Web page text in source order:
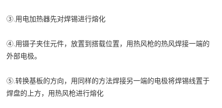
③.用电加热器先对焊锡进行熔化
④.用镊子夹住元件，放置到搭载位置，用热风枪的热风焊接一端的
外部电极。
⑤.转换基板的方向，用同样的方法焊接另一端的电极将焊锡线置于
焊盘的上方，用热风枪进行熔化